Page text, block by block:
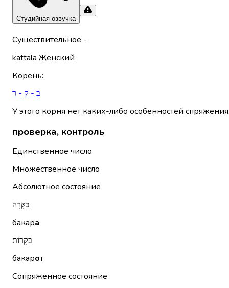
Студийная озвучка
Существительное -
kattala Женский
Корень:
ב - ק - ר
У этого корня нет каких-либо особенностей
проверка, контроль
Единственное число
Множественное число
Абсолютное состояние
בַּקָּרָה
бакара
בַּקָּרוֹת
бакарот
Сопряженное состояние